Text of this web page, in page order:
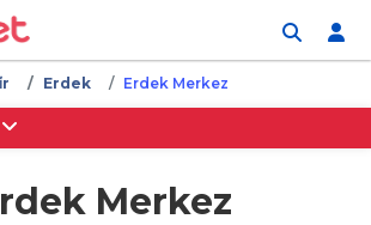
Erdek Erdek Merkez
Merkez